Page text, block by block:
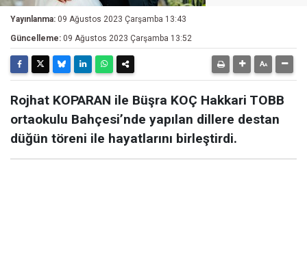
Yayınlanma: 09 Ağustos 2023 Çarşamba 13:43
Güncelleme: 09 Ağustos 2023 Çarşamba 13:52
Rojhat KOPARAN ile Büşra KOÇ Hakkari TOBB
ortaokulu Bahçesi’nde yapılan dillere destan
düğün töreni ile hayatlarını birleştirdi.